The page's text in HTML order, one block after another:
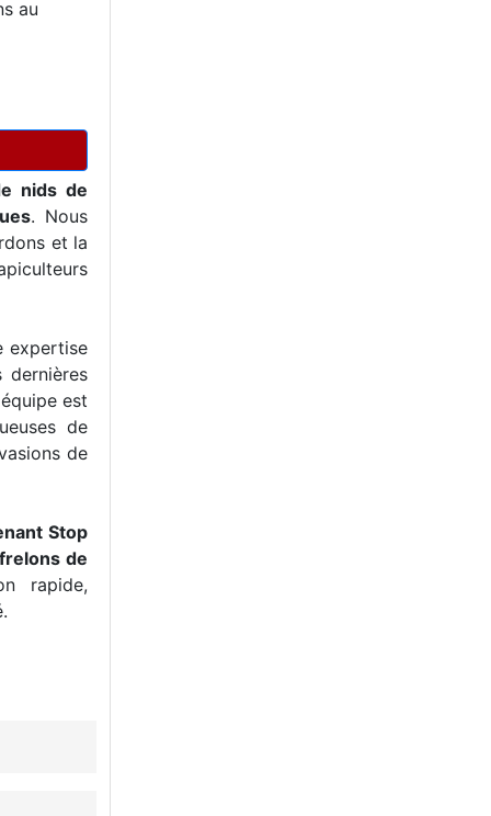
au
nids de
. Nous
et la
expertise
dernières
est
de
de
Stop
de
rapide,